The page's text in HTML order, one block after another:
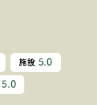
施設 5.0
5.0